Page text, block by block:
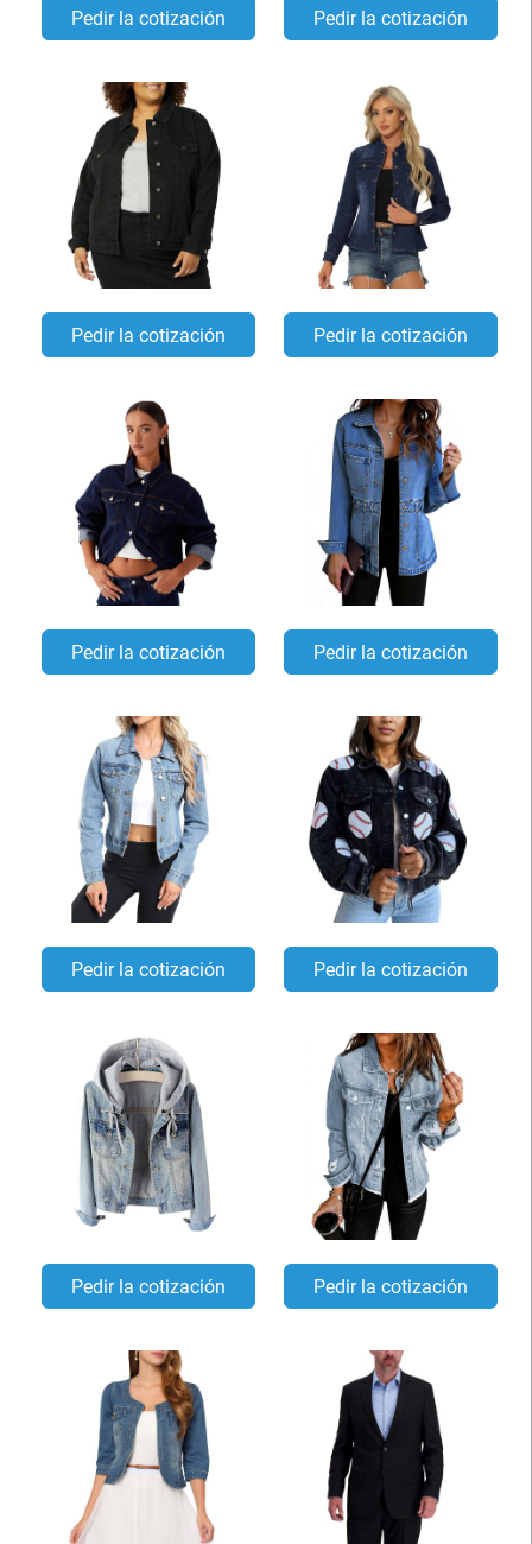
Pedir la cotización Pedir la cotización
Pedir la cotización Pedir la cotización
Pedir la cotización Pedir la cotización
Pedir la cotización Pedir la cotización
Pedir la cotización Pedir la cotización